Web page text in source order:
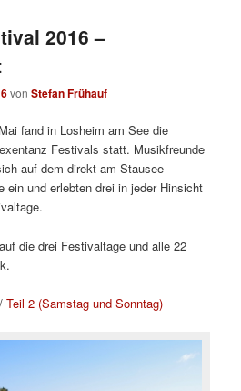
2016 –
vonStefan Frühauf
fand in Losheim am See die
Festivals statt. Musikfreunde
auf dem direkt am Stausee
ein und erlebten drei in jeder Hinsicht
die drei Festivaltage und alle 22
/Teil 2 (Samstag und Sonntag)